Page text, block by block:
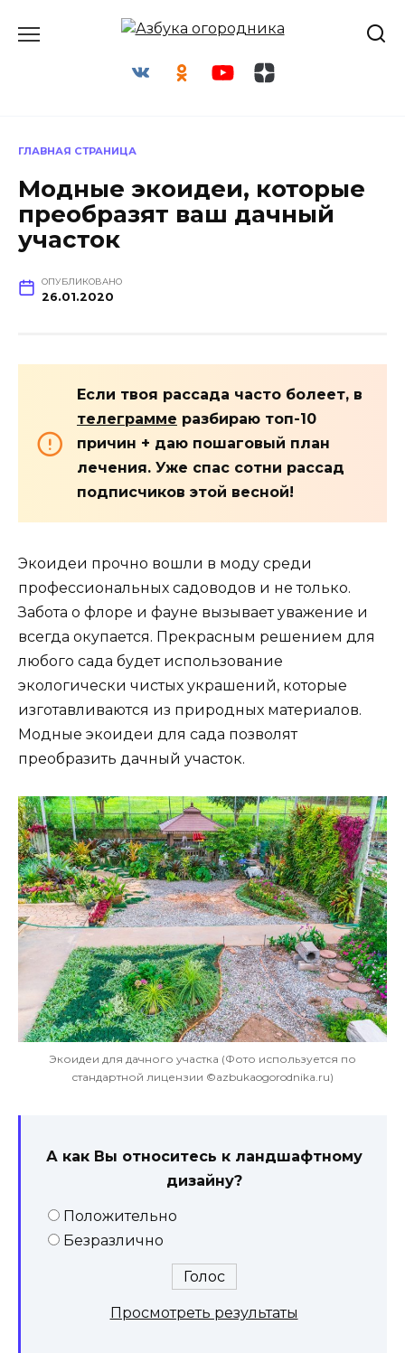
ГЛАВНАЯ СТРАНИЦА
Модные экоидеи, которые
преобразят ваш дачный
участок
ОПУБЛИКОВАНО
26.01.2020
Если твоя рассада часто болеет, в
телеграмме разбираю топ-10
причин + даю пошаговый план
лечения. Уже спас сотни рассад
подписчиков этой весной!
Экоидеи прочно вошли в моду среди
профессиональных садоводов и не только.
Забота о флоре и фауне вызывает уважение и
всегда окупается. Прекрасным решением для
любого сада будет использование
экологически чистых украшений, которые
изготавливаются из природных материалов.
Модные экоидеи для сада позволят
преобразить дачный участок.
Экоидеи для дачного участка (Фото используется по
стандартной лицензии ©azbukaogorodnika.ru)
А как Вы относитесь к ландшафтному
дизайну?
Положительно
Безразлично
Просмотреть результаты